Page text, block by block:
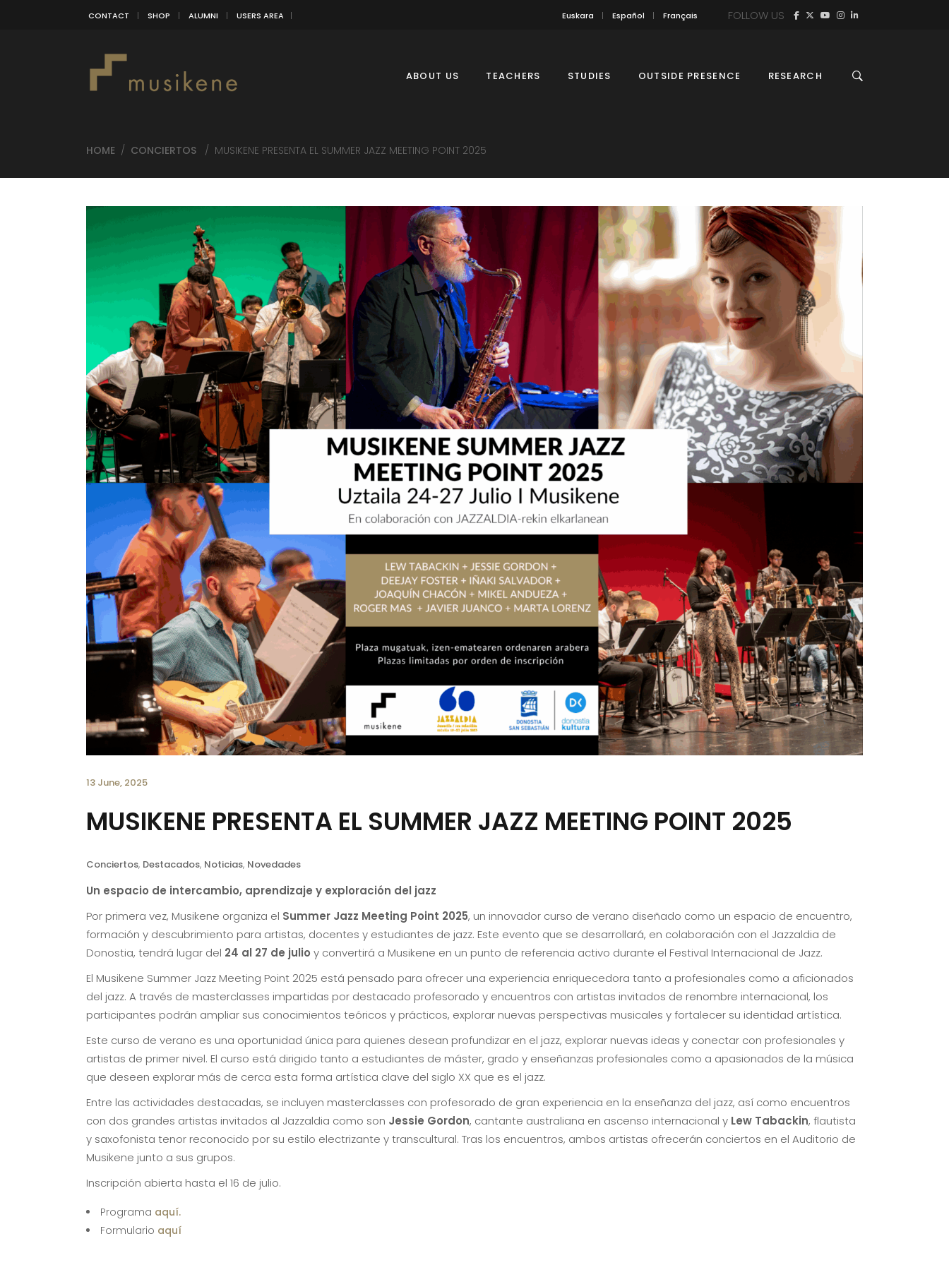
CONTACT SHOP ALUMNI USERS AREA Euskara Español Français FOLLOW US
ABOUT US TEACHERS STUDIES OUTSIDE PRESENCE RESEARCH
HOME / CONCIERTOS / MUSIKENE PRESENTA EL SUMMER JAZZ MEETING POINT 2025
13 June, 2025
MUSIKENE PRESENTA EL SUMMER JAZZ MEETING POINT 2025
Conciertos, Destacados, Noticias, Novedades
Un espacio de intercambio, aprendizaje y exploración del jazz
Por primera vez, Musikene organiza el Summer Jazz Meeting Point 2025, un innovador curso de verano diseñado como un espacio de encuentro,
formación y descubrimiento para artistas, docentes y estudiantes de jazz. Este evento que se desarrollará, en colaboración con el Jazzaldia de
Donostia, tendrá lugar del 24 al 27 de julio y convertirá a Musikene en un punto de referencia activo durante el Festival Internacional de Jazz.
El Musikene Summer Jazz Meeting Point 2025 está pensado para ofrecer una experiencia enriquecedora tanto a profesionales como a aficionados
del jazz. A través de masterclasses impartidas por destacado profesorado y encuentros con artistas invitados de renombre internacional, los
participantes podrán ampliar sus conocimientos teóricos y prácticos, explorar nuevas perspectivas musicales y fortalecer su identidad artística.
Este curso de verano es una oportunidad única para quienes desean profundizar en el jazz, explorar nuevas ideas y conectar con profesionales y
artistas de primer nivel. El curso está dirigido tanto a estudiantes de máster, grado y enseñanzas profesionales como a apasionados de la música
que deseen explorar más de cerca esta forma artística clave del siglo XX que es el jazz.
Entre las actividades destacadas, se incluyen masterclasses con profesorado de gran experiencia en la enseñanza del jazz, así como encuentros
con dos grandes artistas invitados al Jazzaldia como son Jessie Gordon, cantante australiana en ascenso internacional y Lew Tabackin, flautista
y saxofonista tenor reconocido por su estilo electrizante y transcultural. Tras los encuentros, ambos artistas ofrecerán conciertos en el Auditorio de
Musikene junto a sus grupos.
Inscripción abierta hasta el 16 de julio.
Programa aquí.
Formulario aquí